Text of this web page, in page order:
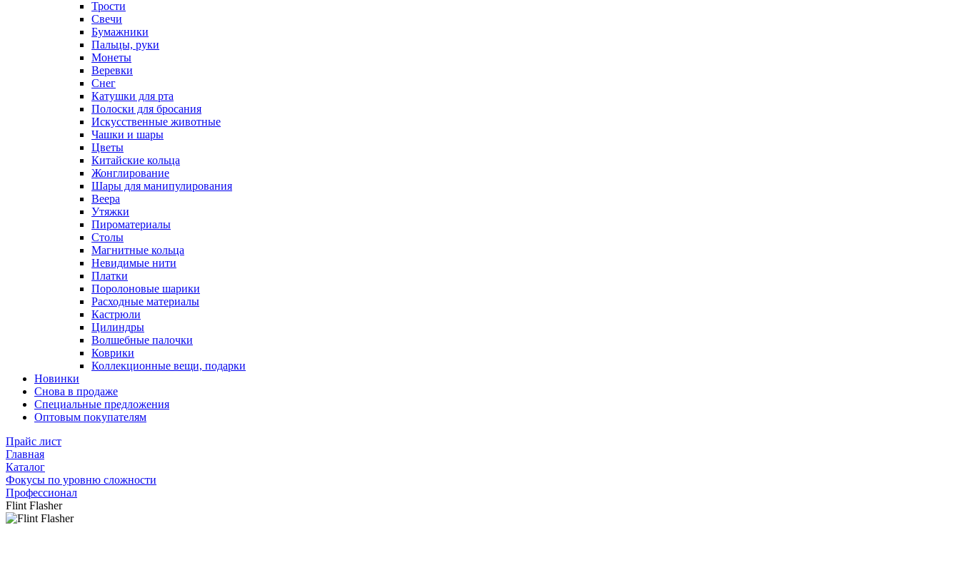
Трости
Свечи
Бумажники
Пальцы, руки
Монеты
Веревки
Снег
Катушки для рта
Полоски для бросания
Искусственные животные
Чашки и шары
Цветы
Китайские кольца
Жонглирование
Шары для манипулирования
Веера
Утяжки
Пироматериалы
Столы
Магнитные кольца
Невидимые нити
Платки
Поролоновые шарики
Расходные материалы
Кастрюли
Цилиндры
Волшебные палочки
Коврики
Коллекционные вещи, подарки
Новинки
Снова в продаже
Специальные предложения
Оптовым покупателям
Прайс лист
Главная
Каталог
Фокусы по уровню сложности
Профессионал
Flint Flasher